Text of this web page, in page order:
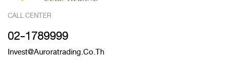
CALL CENTER
02-1789999
Invest@auroratrading.co.th